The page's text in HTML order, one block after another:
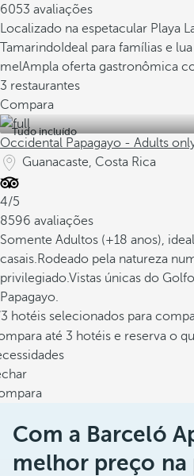
6053 avaliações
Localizado na espetacular Playa
Tamarindo Ideal para famílias e
melAmpla oferta gastronômica
3 restaurantes
Compara
Tudo incluído
Occidental Papagayo - Adults
Guanacaste, Costa Rica
4/5
8596 avaliações
Somente Adultos (+18 anos),
casais.Rodeado pela natureza
privilegiado.Vistas únicas do
Papagayo.
hotéis selecionados para
até 3 hotéis e reserva o
Com a Barceló
melhor preço na